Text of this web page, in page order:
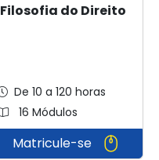
Filosofia do Direito
De 10 a 120 horas
16 Módulos
Matricule-se